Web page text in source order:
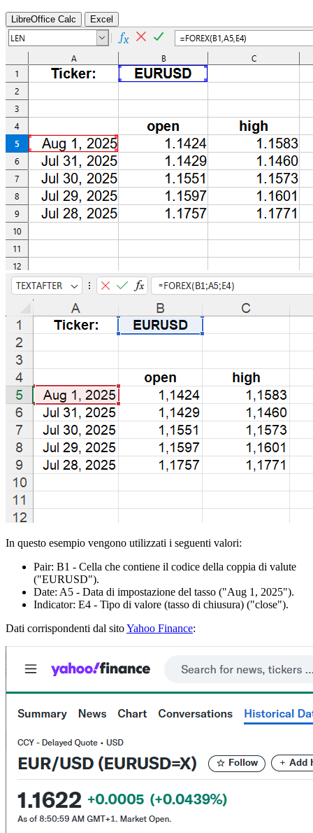
LibreOffice Calc Excel
In questo esempio vengono utilizzati i seguenti valori:
Pair: B1 - Cella che contiene il codice della coppia di valute
("EURUSD").
Date: A5 - Data di impostazione del tasso ("Aug 1, 2025").
Indicator: E4 - Tipo di valore (tasso di chiusura) ("close").
Dati corrispondenti dal sitoYahoo Finance: